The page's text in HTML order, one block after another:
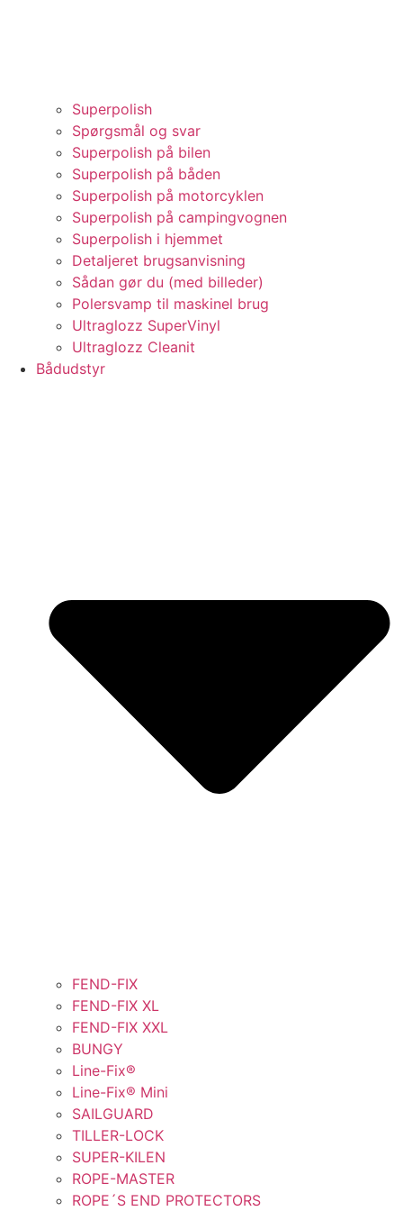
Superpolish
Spørgsmål og svar
Superpolish på bilen
Superpolish på båden
Superpolish på motorcyklen
Superpolish på campingvognen
Superpolish i hjemmet
Detaljeret brugsanvisning
Sådan gør du (med billeder)
Polersvamp til maskinel brug
Ultraglozz SuperVinyl
Ultraglozz Cleanit
Bådudstyr
FEND-FIX
FEND-FIX XL
FEND-FIX XXL
BUNGY
Line-Fix®
Line-Fix® Mini
SAILGUARD
TILLER-LOCK
SUPER-KILEN
ROPE-MASTER
ROPE´S END PROTECTORS